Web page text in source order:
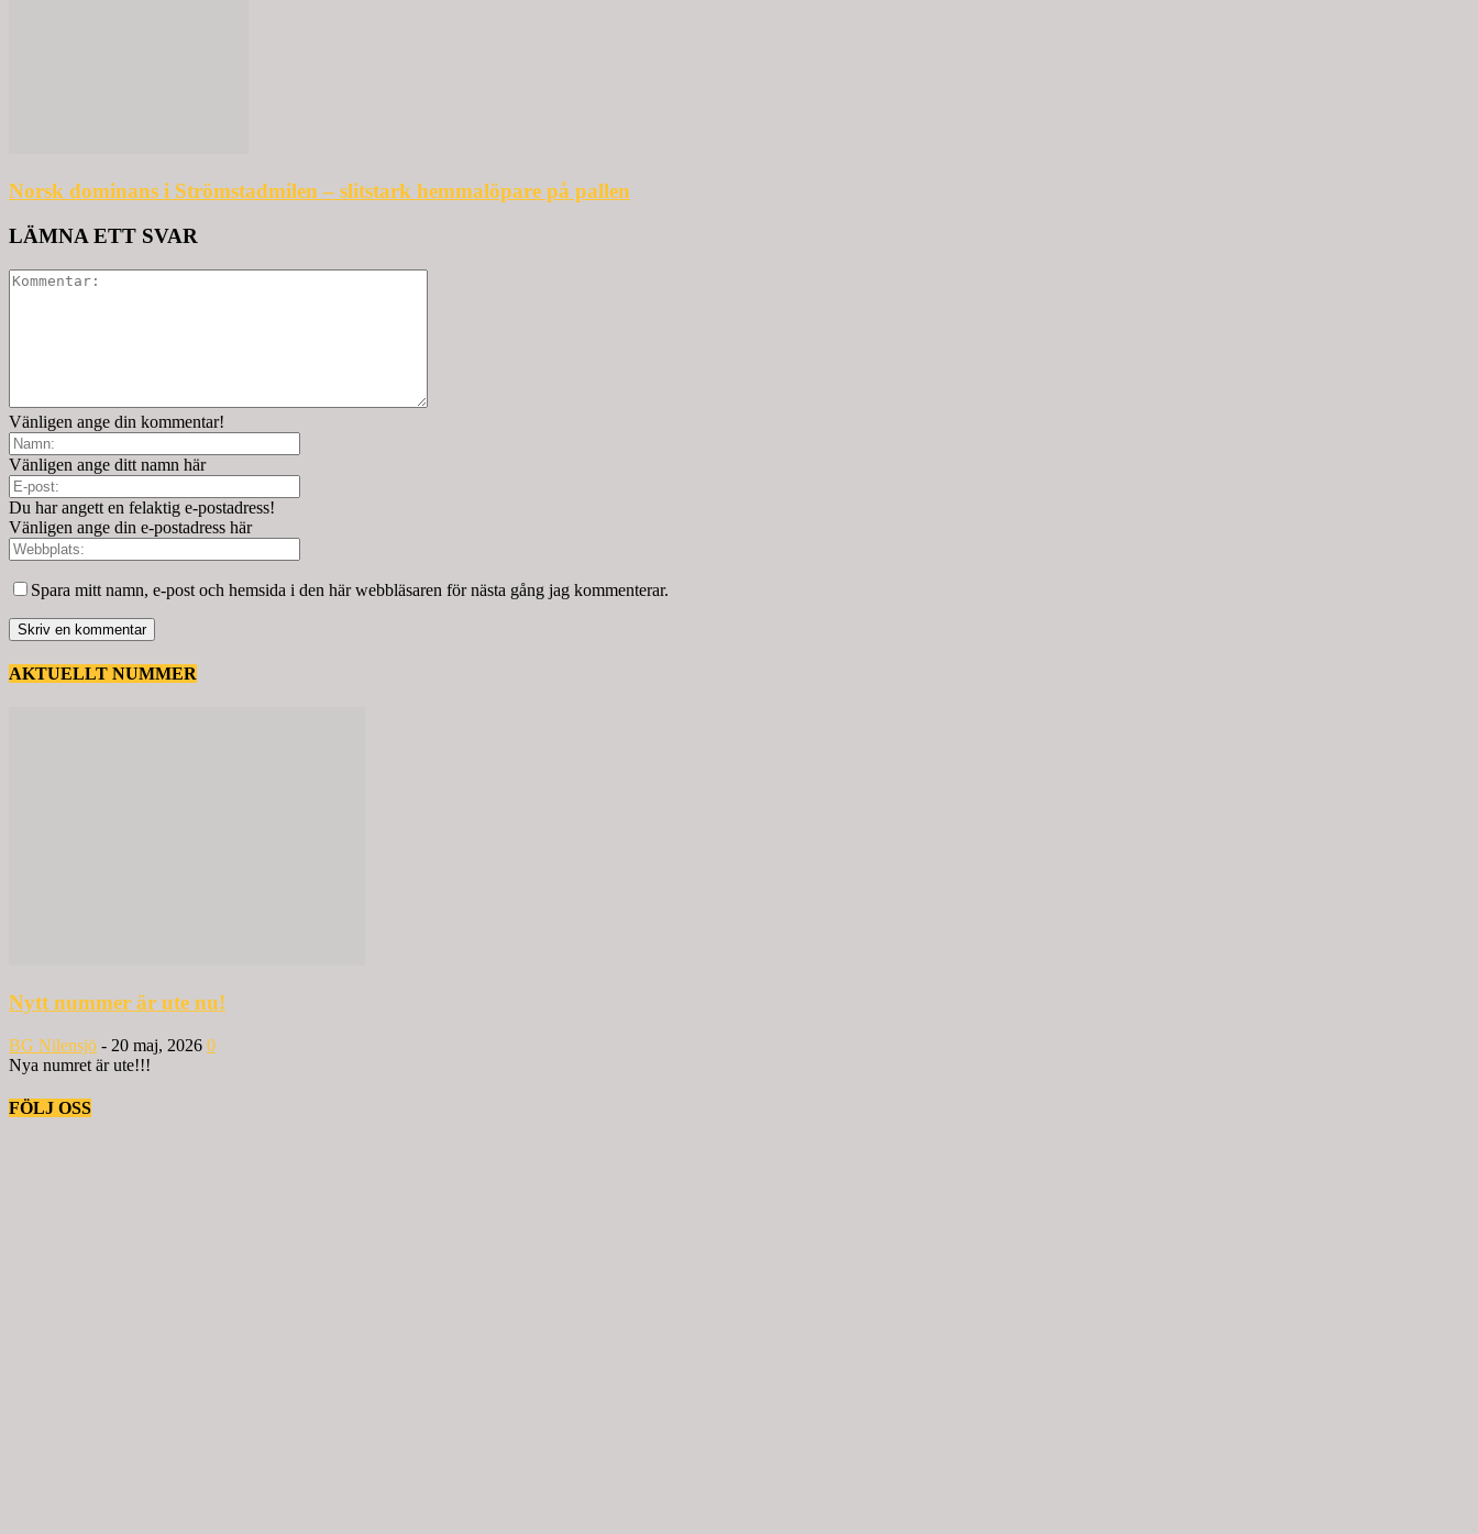
Norsk dominans i Strömstadmilen – slitstark hemmalöpare på pallen
LÄMNA ETT SVAR
Vänligen ange din kommentar!
Vänligen ange ditt namn här
Du har angett en felaktig e-postadress!
Vänligen ange din e-postadress här
Spara mitt namn, e-post och hemsida i den här webbläsaren för nästa gång jag kommenterar.
AKTUELLT NUMMER
Nytt nummer är ute nu!
BG Nilensjö - 20 maj, 2026 0
Nya numret är ute!!!
FÖLJ OSS